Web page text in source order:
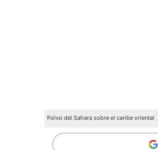
Polvo del Sahara sobre el caribe oriental